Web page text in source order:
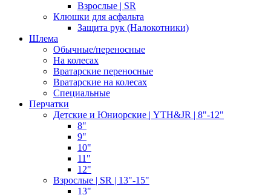
Взрослые | SR
Клюшки для асфальта
Защита рук (Налокотники)
Шлема
Обычные/переносные
На колесах
Вратарские переносные
Вратарские на колесах
Специальные
Перчатки
Детские и Юниорские | YTH&JR | 8"-12"
8"
9"
10"
11"
12"
Взрослые | SR | 13"-15"
13"